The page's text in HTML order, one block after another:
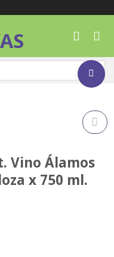
lista de
Vino Álamos
x 750 ml.